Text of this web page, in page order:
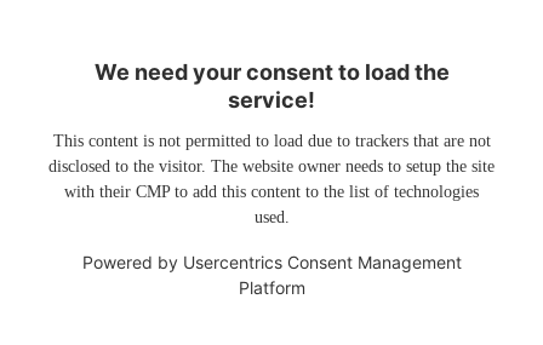
We need your consent to load the
service!
This content is not permitted to load due to trackers that are not
disclosed to the visitor. The website owner needs to setup the site
with their CMP to add this content to the list of technologies
used.
Powered by Usercentrics Consent Management
Platform